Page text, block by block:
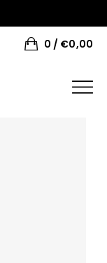
0 €0,00